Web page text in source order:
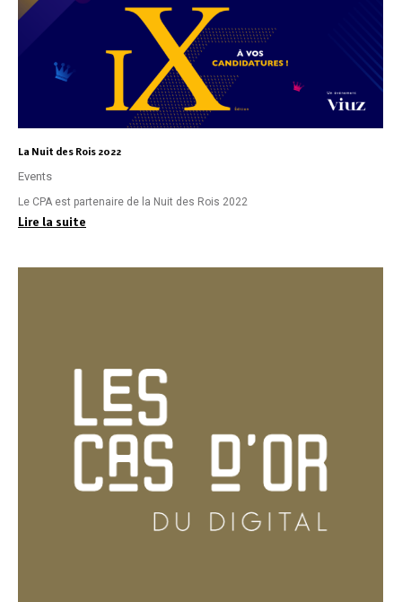
La Nuit des Rois 2022
Events
Le CPA est partenaire de la Nuit des Rois 2022
Lire la suite